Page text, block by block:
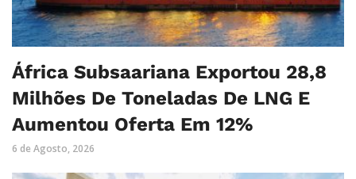
África Subsaariana Exportou 28,8
Milhões De Toneladas De LNG E
Aumentou Oferta Em 12%
6 de Agosto, 2026